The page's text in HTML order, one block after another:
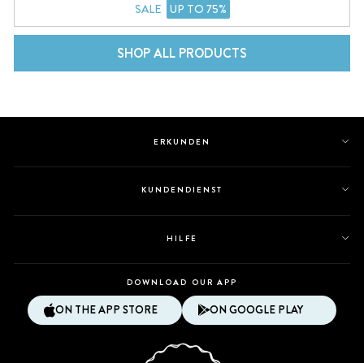
SALE UP TO 75%
SHOP ALL PRODUCTS
ERKUNDEN
KUNDENDIENST
HILFE
DOWNLOAD OUR APP
ON THE APP STORE ON GOOGLE PLAY